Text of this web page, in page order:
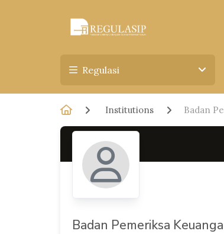
Regulasi
Institutions Badan
Badan Pemeriksa